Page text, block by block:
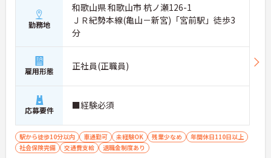
勤務地
和歌山県 和歌山市 杭ノ瀬126-1
ＪＲ紀勢本線(亀山－新宮)「宮前駅」徒歩3
分
雇用形態 正社員(正職員)
応募要件 ■経験必須
駅から徒歩10分以内 車通勤可 未経験OK 残業少なめ
年間休日110日以上
社会保険完備
交通費支給 退職金制度あり